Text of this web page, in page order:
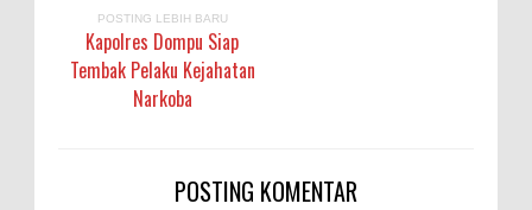
POSTING LEBIH BARU
Kapolres Dompu Siap
Tembak Pelaku Kejahatan
Narkoba
POSTING KOMENTAR